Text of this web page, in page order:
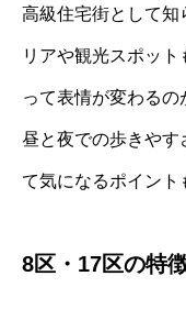
高級住宅街として知
リアや観光スポッ
って表情が変わるの
昼と夜での歩きやす
て気になるポイント
8区・17区の特